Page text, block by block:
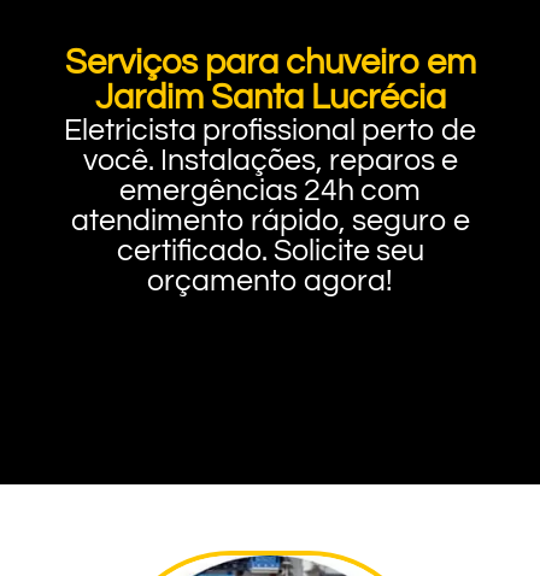
Serviços para chuveiro em
Jardim Santa Lucrécia
Eletricista profissional perto de
você. Instalações, reparos e
emergências 24h com
atendimento rápido, seguro e
certificado. Solicite seu
orçamento agora!